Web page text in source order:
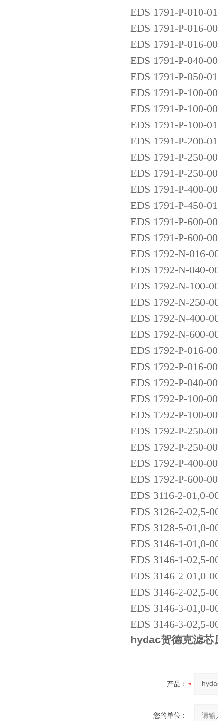
EDS 1791-P-010-
EDS 1791-P-016-
EDS 1791-P-016-
EDS 1791-P-040-
EDS 1791-P-050-
EDS 1791-P-100-
EDS 1791-P-100-
EDS 1791-P-100-
EDS 1791-P-200-
EDS 1791-P-250-
EDS 1791-P-250-
EDS 1791-P-400-
EDS 1791-P-450-
EDS 1791-P-600-
EDS 1791-P-600-
EDS 1792-N-016-
EDS 1792-N-040-
EDS 1792-N-100-
EDS 1792-N-250-
EDS 1792-N-400-
EDS 1792-N-600-
EDS 1792-P-016-
EDS 1792-P-016-
EDS 1792-P-040-
EDS 1792-P-100-
EDS 1792-P-100-
EDS 1792-P-250-
EDS 1792-P-250-
EDS 1792-P-400-
EDS 1792-P-600-
EDS 3116-2-01,0-
EDS 3126-2-02,5-
EDS 3128-5-01,0-
EDS 3146-1-01,0-
EDS 3146-1-02,5-
EDS 3146-2-01,0-
EDS 3146-2-02,5-
EDS 3146-3-01,0-
EDS 3146-3-02,5-
hydac贺德克滤芯
产品：
您的单位：